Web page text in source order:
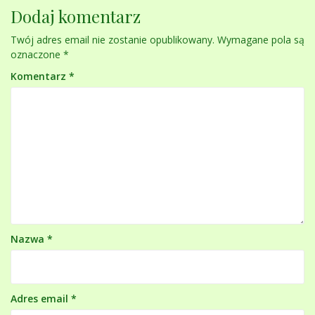
Dodaj komentarz
Twój adres email nie zostanie opublikowany. Wymagane pola są
oznaczone *
Komentarz *
Nazwa *
Adres email *